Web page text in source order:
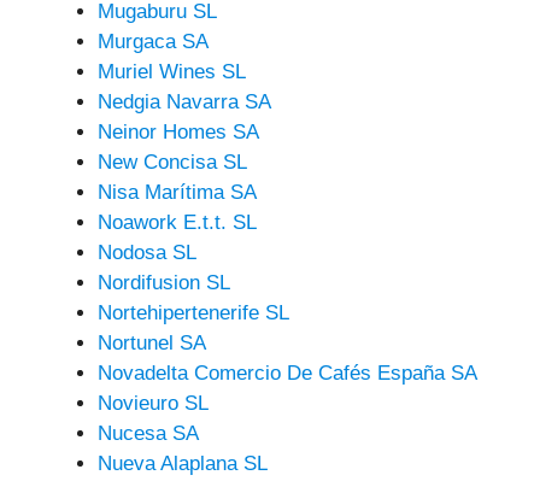
Mugaburu SL
Murgaca SA
Muriel Wines SL
Nedgia Navarra SA
Neinor Homes SA
New Concisa SL
Nisa Marítima SA
Noawork E.t.t. SL
Nodosa SL
Nordifusion SL
Nortehipertenerife SL
Nortunel SA
Novadelta Comercio De Cafés España SA
Novieuro SL
Nucesa SA
Nueva Alaplana SL